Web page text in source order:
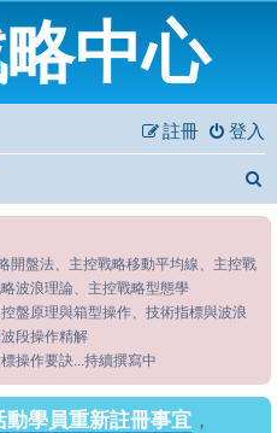
中心
登入
註冊
開盤法、主控戰略移動平均線、主控戰
波浪理論、主控戰略型態學
盤原理與箱型操作、技術指標與波浪
段操作精解
操作要訣...持續撰寫中
動學員重新註冊事宜 ，